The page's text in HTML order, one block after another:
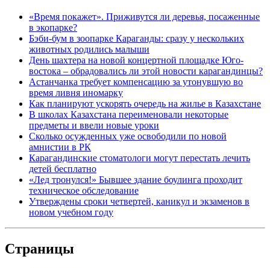
«Время покажет». Приживутся ли деревья, посаженные
в экопарке?
Бэби-бум в зоопарке Караганды: сразу у нескольких
животных родились малыши
День шахтера на новой концертной площадке Юго-
востока – обрадовались ли этой новости карагандинцы?
Астанчанка требует компенсацию за утонувшую во
время ливня иномарку
Как планируют ускорять очередь на жилье в Казахстане
В школах Казахстана переименовали некоторые
предметы и ввели новые уроки
Сколько осужденных уже освободили по новой
амнистии в РК
Карагандинские стоматологи могут перестать лечить
детей бесплатно
«Лед тронулся!» Бывшее здание боулинга проходит
техническое обследование
Утверждены сроки четвертей, каникул и экзаменов в
новом учебном году
Страницы